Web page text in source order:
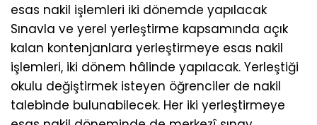
esas nakil işlemleri iki dönemde yapılacak
Sınavla ve yerel yerleştirme kapsamında açık
kalan kontenjanlara yerleştirmeye esas nakil
işlemleri, iki dönem hâlinde yapılacak. Yerleştiği
okulu değiştirmek isteyen öğrenciler de nakil
talebinde bulunabilecek. Her iki yerleştirmeye